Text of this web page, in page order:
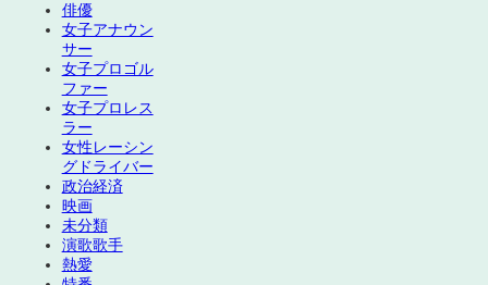
俳優
女子アナウン
サー
女子プロゴル
ファー
女子プロレス
ラー
女性レーシン
グドライバー
政治経済
映画
未分類
演歌歌手
熱愛